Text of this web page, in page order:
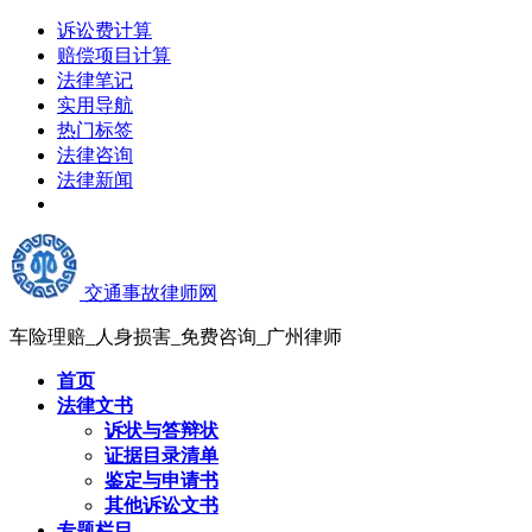
诉讼费计算
赔偿项目计算
法律笔记
实用导航
热门标签
法律咨询
法律新闻
交通事故律师网
车险理赔_人身损害_免费咨询_广州律师
首页
法律文书
诉状与答辩状
证据目录清单
鉴定与申请书
其他诉讼文书